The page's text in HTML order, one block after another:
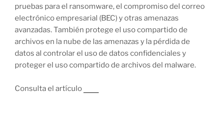
pruebas para el ransomware, el compromiso del correo
electrónico empresarial (BEC) y otras amenazas
avanzadas. También protege el uso compartido de
archivos en la nube de las amenazas y la pérdida de
datos al controlar el uso de datos confidenciales y
proteger el uso compartido de archivos del malware.
Consulta el artículo